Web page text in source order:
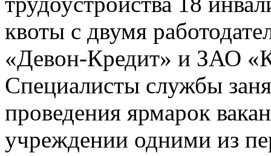
квоты с двумя
«Девон-Кредит» и ЗАО
Специалисты службы
проведения ярмарок
учреждении одними из